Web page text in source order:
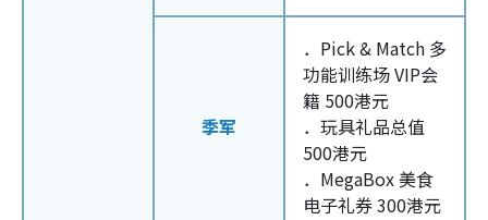
季军
．Pick & Match 多
功能训练场 VIP会
籍 500港元
．玩具礼品总值
500港元
．MegaBox 美食
电子礼券 300港元